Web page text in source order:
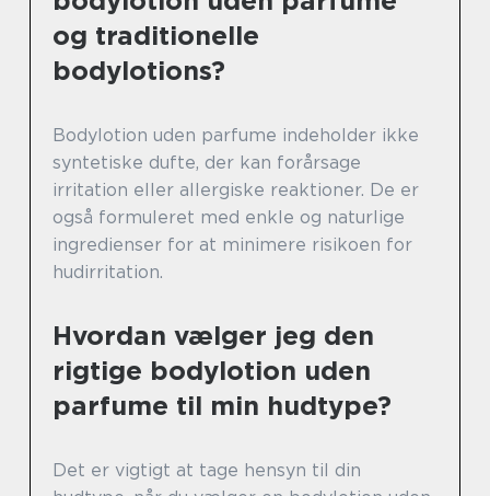
og traditionelle
bodylotions?
Bodylotion uden parfume indeholder ikke
syntetiske dufte, der kan forårsage
irritation eller allergiske reaktioner. De er
også formuleret med enkle og naturlige
ingredienser for at minimere risikoen for
hudirritation.
Hvordan vælger jeg den
rigtige bodylotion uden
parfume til min hudtype?
Det er vigtigt at tage hensyn til din